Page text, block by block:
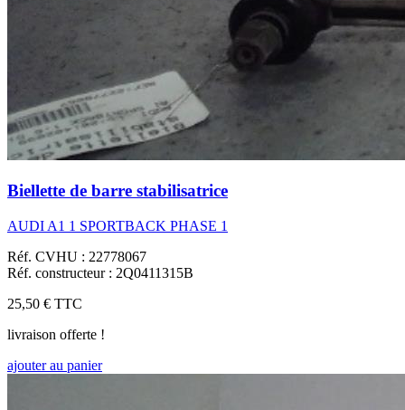
Biellette de barre stabilisatrice
AUDI A1 1 SPORTBACK PHASE 1
Réf. CVHU : 22778067
Réf. constructeur : 2Q0411315B
25,50 € TTC
livraison offerte !
ajouter au panier